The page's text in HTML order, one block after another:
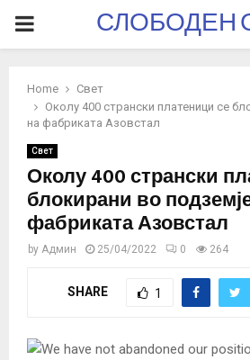
PRIMARYСЛОБОДЕН
Home
Свет
Околу 400 странски платеници се
на фабриката Азовстал
Свет
Околу 400 странски
блокирани во
фабриката Азовстал
by Админ 25/04/2022 0 264
SHARE 1